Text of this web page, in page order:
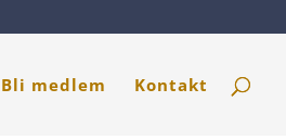
Bli medlem Kontakt